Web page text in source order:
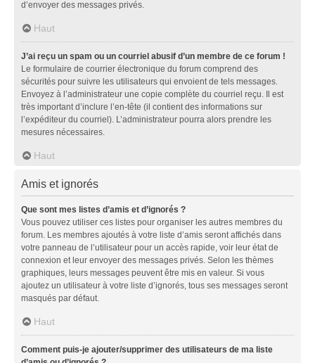
d’envoyer des messages privés.
Haut
J’ai reçu un spam ou un courriel abusif d’un membre de ce forum !
Le formulaire de courrier électronique du forum comprend des
sécurités pour suivre les utilisateurs qui envoient de tels messages.
Envoyez à l’administrateur une copie complète du courriel reçu. Il est
très important d’inclure l’en-tête (il contient des informations sur
l’expéditeur du courriel). L’administrateur pourra alors prendre les
mesures nécessaires.
Haut
Amis et ignorés
Que sont mes listes d’amis et d’ignorés ?
Vous pouvez utiliser ces listes pour organiser les autres membres du
forum. Les membres ajoutés à votre liste d’amis seront affichés dans
votre panneau de l’utilisateur pour un accès rapide, voir leur état de
connexion et leur envoyer des messages privés. Selon les thèmes
graphiques, leurs messages peuvent être mis en valeur. Si vous
ajoutez un utilisateur à votre liste d’ignorés, tous ses messages seront
masqués par défaut.
Haut
Comment puis-je ajouter/supprimer des utilisateurs de ma liste